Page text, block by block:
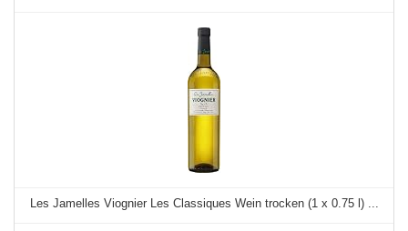
Les Jamelles Viognier Les Classiques Wein trocken (1 x 0.75 l) ...